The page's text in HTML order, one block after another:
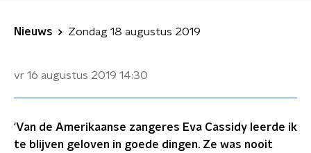
Nieuws Zondag 18 augustus 2019
vr 16 augustus 2019 14:30
‘Van de Amerikaanse zangeres Eva Cassidy leerde ik
te blijven geloven in goede dingen. Ze was nooit